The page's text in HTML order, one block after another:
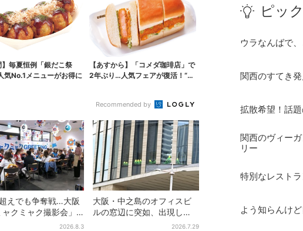
】毎夏恒例「銀だこ祭
気No.1メニューがお得に
【あすから】「コメダ珈琲店」で
2年ぶり…人気フェアが復活！“ハ
Recommended by
えでも争奪戦…大阪
クミャク撮影会」
からファン集結、参
2026.8.3
大阪・中之島のオフィスビ
ルの窓辺に突如、出現し
た……巨大インコ「何かい
2026.7.29
ピッ
ウラなんばで
関西のすてき
拡散希望！話
関西のヴィー
リー
特別なレスト
よう知らんけ